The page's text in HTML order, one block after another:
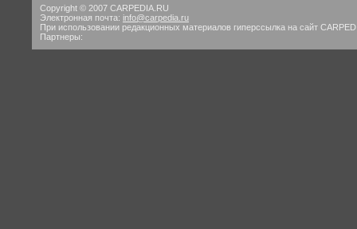
Copyright © 2007 CARPEDIA.RU
Электронная почта: info@carpedia.ru
При использовании редакционных материалов гиперссылка на сайт
Партнеры: